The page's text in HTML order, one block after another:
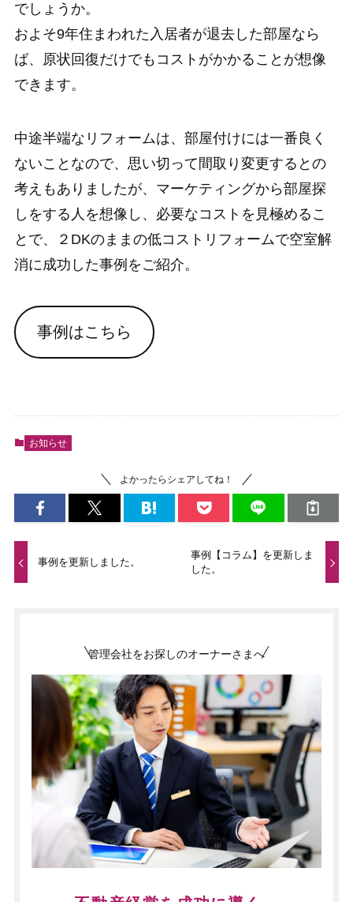
でしょうか。
およそ9年住まわれた入居者が退去した部屋なら
ば、原状回復だけでもコストがかかることが想像
できます。
中途半端なリフォームは、部屋付けには一番良く
ないことなので、思い切って間取り変更するとの
考えもありましたが、マーケティングから部屋探
しをする人を想像し、必要なコストを見極めるこ
とで、２DKのままの低コストリフォームで空室解
消に成功した事例をご紹介。
事例はこちら
お知らせ
よかったらシェアしてね！
事例を更新しました。
事例【コラム】を更新しま
した。
管理会社をお探しのオーナーさまへ